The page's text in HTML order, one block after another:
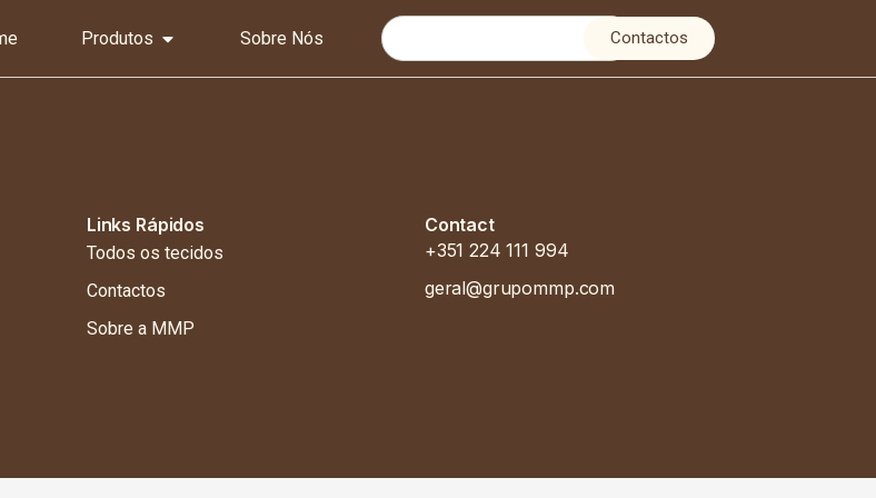
Produtos Sobre Nós Contactos
Links Rápidos
Todos os tecidos
Contactos
Sobre a MMP
Contact
+351 224 111 994
geral@grupommp.com